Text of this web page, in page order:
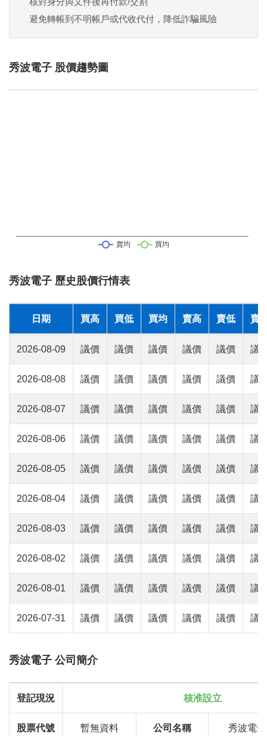
避免轉帳到不明帳戶或代收代付，降低詐騙風險
秀波電子 股價趨勢圖
秀波電子 歷史股價行情表
日期 買高 買低 買均 賣高 賣低 賣
2026-08-09 議價 議價 議價 議價 議價 議
2026-08-08 議價 議價 議價 議價 議價 議
2026-08-07 議價 議價 議價 議價 議價 議
2026-08-06 議價 議價 議價 議價 議價 議
2026-08-05 議價 議價 議價 議價 議價 議
2026-08-04 議價 議價 議價 議價 議價 議
2026-08-03 議價 議價 議價 議價 議價 議
2026-08-02 議價 議價 議價 議價 議價 議
2026-08-01 議價 議價 議價 議價 議價 議
2026-07-31 議價 議價 議價 議價 議價 議
秀波電子 公司簡介
登記現況 核准設立
股票代號 暫無資料 公司名稱 秀波電